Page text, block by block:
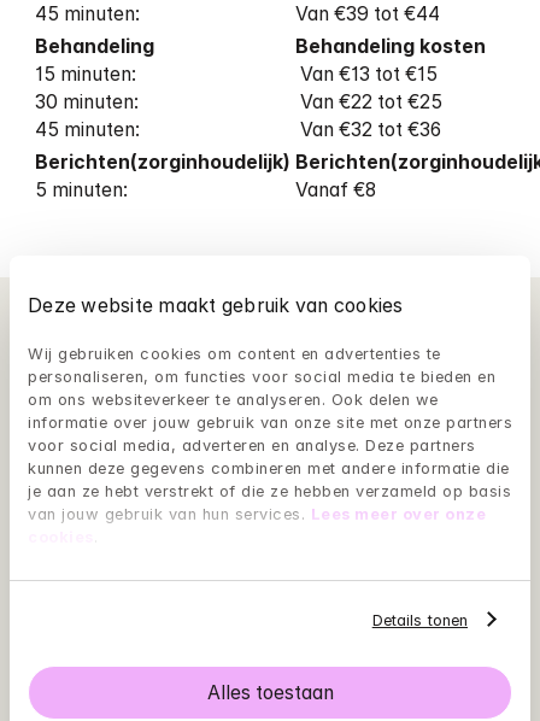
Deze website maakt gebruik van cookies
Wij gebruiken cookies om content en advertenties te
personaliseren, om functies voor social media te bieden en
om ons websiteverkeer te analyseren. Ook delen we
informatie over jouw gebruik van onze site met onze partners
voor social media, adverteren en analyse. Deze partners
kunnen deze gegevens combineren met andere informatie die
je aan ze hebt verstrekt of die ze hebben verzameld op basis
van jouw gebruik van hun services. Lees meer over onze
Details tonen
Alles toestaan
45 minuten:
Van €39 tot €44
Behandeling
15 minuten:
30 minuten:
45 minuten:
Van €32 tot €36
5 minuten:
Vanaf €8